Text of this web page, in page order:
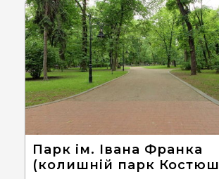
Парк ім. Івана Франка
(колишній парк